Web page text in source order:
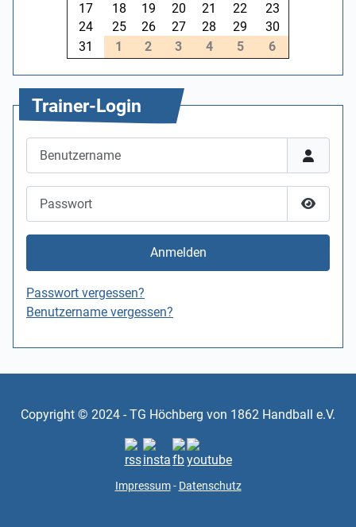
17
18 19 20 21 22
23
24
25 26 27 28 29
30
31
1 2 3 4 5 6
Trainer-Login
Anmelden
Passwort vergessen?
Benutzername vergessen?
Copyright © 2024 - TG Höchberg von 1862 Handball e.V.
Impressum- Datenschutz